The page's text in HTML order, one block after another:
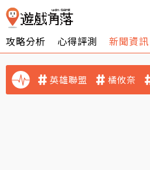
攻略分析 心得評測 新聞資訊
英雄聯盟 橘攸奈